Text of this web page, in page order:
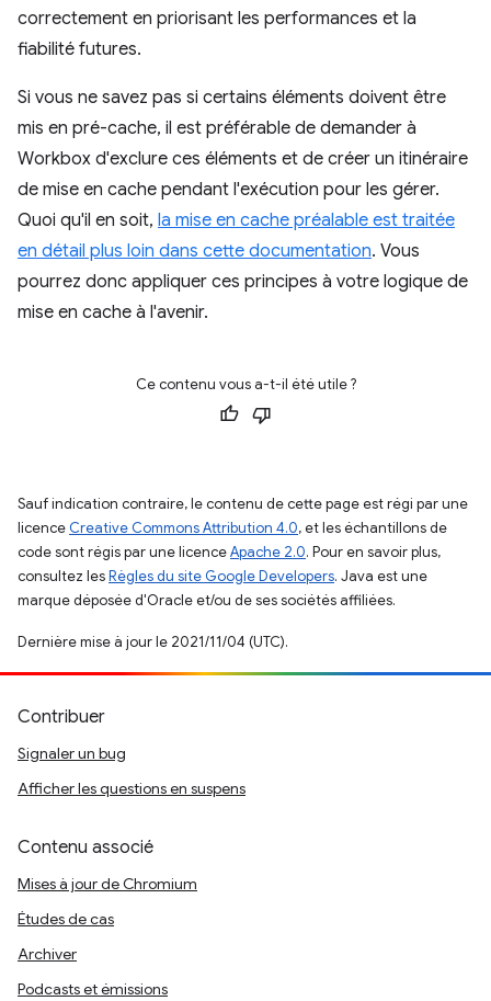
correctement en priorisant les performances et la
fiabilité futures.
Si vous ne savez pas si certains éléments doivent être
mis en pré-cache, il est préférable de demander à
Workbox d'exclure ces éléments et de créer un itinéraire
de mise en cache pendant l'exécution pour les gérer.
Quoi qu'il en soit, la mise en cache préalable est traitée
en détail plus loin dans cette documentation. Vous
pourrez donc appliquer ces principes à votre logique de
mise en cache à l'avenir.
Ce contenu vous a-t-il été utile ?
Sauf indication contraire, le contenu de cette page est régi par une
licence Creative Commons Attribution 4.0, et les échantillons de
code sont régis par une licenceApache 2.0. Pour en savoir plus,
consultez lesRègles du site Google Developers. Java est une
marque déposée d'Oracle et/ou de ses sociétés affiliées.
Dernière mise à jour le 2021/11/04 (UTC).
Contribuer
Signaler un bug
Afficher les questions en suspens
Contenu associé
Mises à jour de Chromium
Études de cas
Archiver
Podcasts et émissions